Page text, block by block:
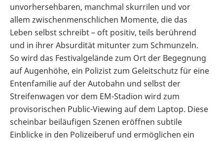
unvorhersehbaren, manchmal skurrilen und vor
allem zwischenmenschlichen Momente, die das
Leben selbst schreibt – oft positiv, teils berührend
und in ihrer Absurdität mitunter zum Schmunzeln.
So wird das Festivalgelände zum Ort der Begegnung
auf Augenhöhe, ein Polizist zum Geleitschutz für eine
Entenfamilie auf der Autobahn und selbst der
Streifenwagen vor dem EM-Stadion wird zum
provisorischen Public-Viewing auf dem Laptop. Diese
scheinbar beiläufigen Szenen eröffnen subtile
Einblicke in den Polizeiberuf und ermöglichen ein